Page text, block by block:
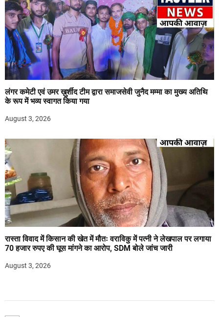
लंगर कमेटी एवं उमर ख़ुर्शीद टीम द्वारा समाजसेवी जुनैद मम्मा का मुख्य अतिथि
के रूप में भव्य स्वागत किया गया
August 3, 2026
रास्ता विवाद में किसान की खेत में मौतः वराविकु में पत्नी ने लेखपाल पर लगाया
70 हजार रुपए की घूस मांगने का आरोप, SDM बोले जांच जारी
August 3, 2026